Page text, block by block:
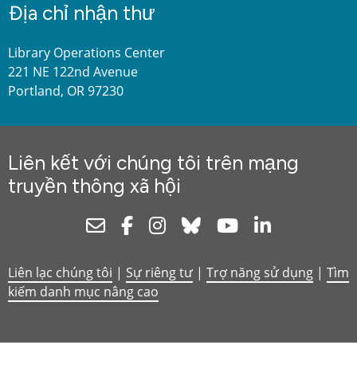
Địa chỉ nhận thư
Library Operations Center
221 NE 122nd Avenue
Portland, OR 97230
Liên kết với chúng tôi trên mạng
truyền thông xã hội
NewsletterFacebookInstagram
Bluesky Youtube
Liên lạc chúng tôi | Sự riêng tư | Trợ năng sử dụng | Tìm
kiếm danh mục nâng cao